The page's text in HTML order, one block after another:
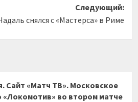
Следующий:
снялся с «Мастерса» в Риме
Сайт «Матч ТВ». Московское
во втором матче